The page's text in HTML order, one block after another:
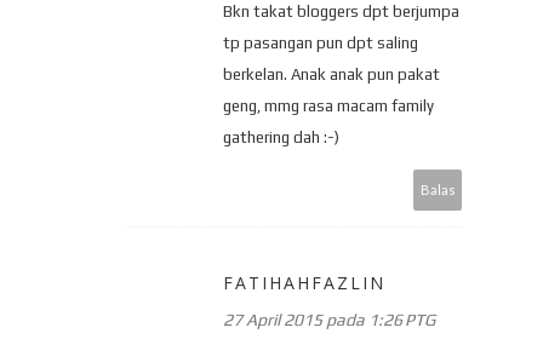
Bkn takat bloggers dpt berjumpa
tp pasangan pun dpt saling
berkelan. Anak anak pun pakat
geng, mmg rasa macam family
gathering dah :-)
Balas
FATIHAHFAZLIN
27 April 2015 pada 1:26 PTG